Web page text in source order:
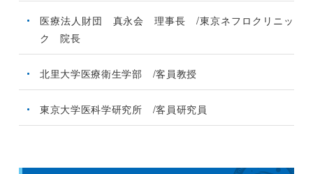
医療法人財団 真永会 理事長 /東京ネフロクリニッ
ク 院長
北里大学医療衛生学部 /客員教授
東京大学医科学研究所 /客員研究員